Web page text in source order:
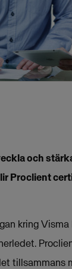
och
Proclient
kring
tillsammans